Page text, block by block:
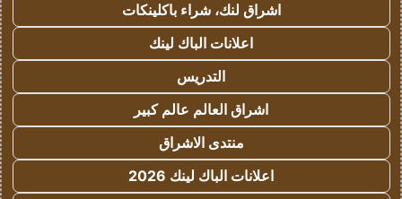
اشراق لنك، شراء باكلينكات
اعلانات الباك لينك
التدريس
اشراق العالم عالم كبير
منتدى الاشراق
اعلانات الباك لينك 2026